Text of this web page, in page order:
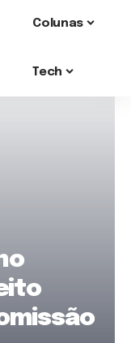
Colunas
Tech